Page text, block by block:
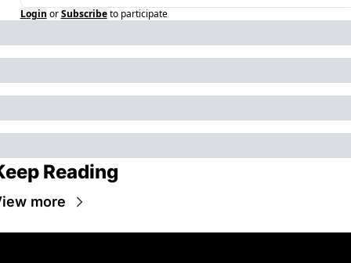
Login or Subscribe to participate
Reading
more